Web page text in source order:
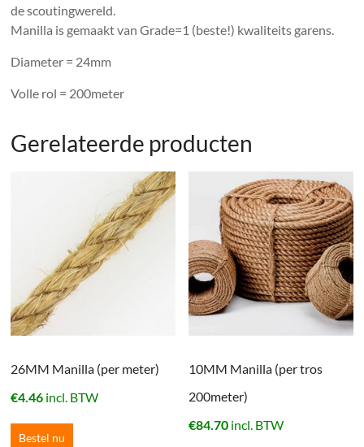
de scoutingwereld.
Manilla is gemaakt van Grade=1 (beste!) kwaliteits garens.
Diameter = 24mm
Volle rol = 200meter
Gerelateerde producten
26MM Manilla (per meter)
€4.46 incl. BTW
Bestel nu
10MM Manilla (per tros
200meter)
€84.70 incl. BTW